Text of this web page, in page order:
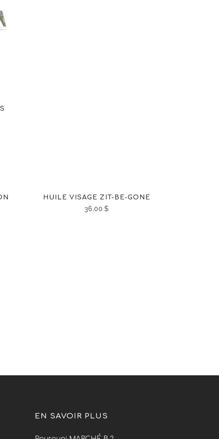
HUILE VISAGE ZIT-BE-GONE
36.00$
EN SAVOIR PLUS